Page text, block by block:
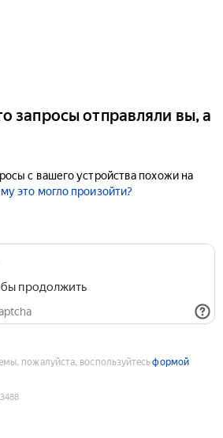
запросы отправляли вы, а
с вашего устройства похожи на
это могло произойти?
продолжить
пожалуйста, воспользуйтесьформой